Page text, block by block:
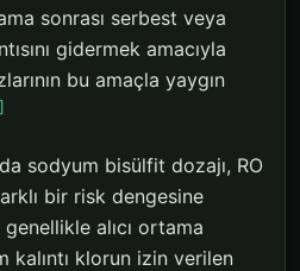
sonrası serbest veya
gidermek amacıyla
bu amaçla yaygın
sodyum bisülfit dozajı, RO
bir risk dengesine
alıcı ortama
kalıntı klorun izin verilen